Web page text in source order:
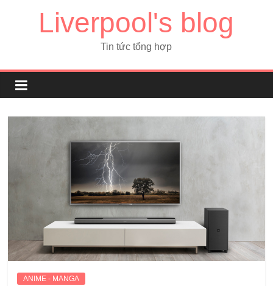
Liverpool's blog
Tin tức tổng hợp
ANIME - MANGA